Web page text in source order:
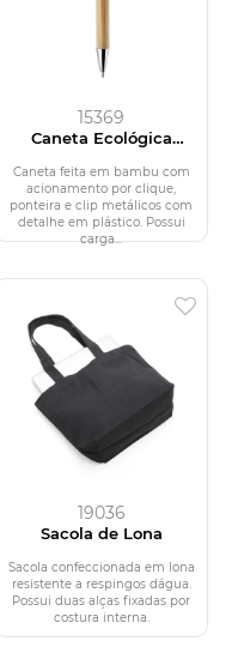
15369
Caneta Ecológica
Caneta feita em bambu com
acionamento por clique,
ponteira e clip metálicos com
detalhe em plástico. Possui
carga...
19036
Sacola de Lona
Sacola confeccionada em lona
resistente a respingos dágua.
Possui duas alças fixadas por
costura interna.